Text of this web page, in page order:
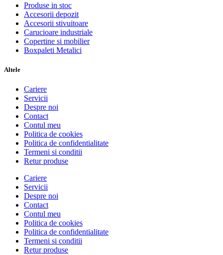
Produse in stoc
Accesorii depozit
Accesorii stivuitoare
Carucioare industriale
Copertine si mobilier
Boxpaleti Metalici
Altele
Cariere
Servicii
Despre noi
Contact
Contul meu
Politica de cookies
Politica de confidentialitate
Termeni si conditii
Retur produse
Cariere
Servicii
Despre noi
Contact
Contul meu
Politica de cookies
Politica de confidentialitate
Termeni si conditii
Retur produse